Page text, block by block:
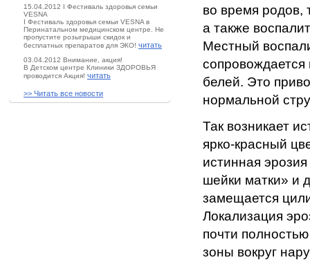
15.04.2012 I Фестиваль здоровья семьи
VESNA
I Фестиваль здоровья семьи VESNA в
Перинатальном медицинском центре. Не
пропустите розыгрыши скидок и
бесплатных препаратов для ЭКО! читать
03.04.2012 Внимание, акция!
В Детском центре Клиники ЗДОРОВЬЯ
проводится Акция! читать
>> Читать все новости
во время родов,
а также
Местный
белей. Это
нормальной
Так возникает
ярко-красный
истинная
шейки матки» и
замещается
Локализация
почти
зоны вокруг